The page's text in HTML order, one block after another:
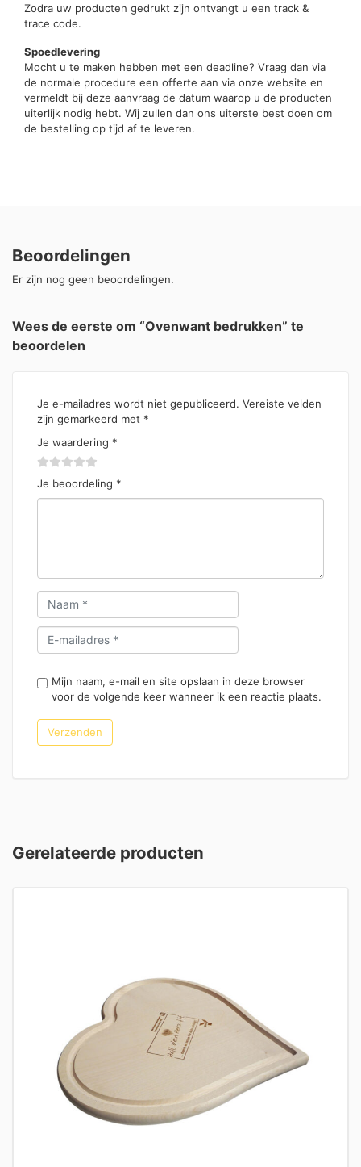
Zodra uw producten gedrukt zijn ontvangt u een track &
trace code.
Spoedlevering
Mocht u te maken hebben met een deadline? Vraag dan via
de normale procedure een offerte aan via onze website en
vermeldt bij deze aanvraag de datum waarop u de producten
uiterlijk nodig hebt. Wij zullen dan ons uiterste best doen om
de bestelling op tijd af te leveren.
Beoordelingen
Er zijn nog geen beoordelingen.
Wees de eerste om “Ovenwant bedrukken” te
beoordelen
Je e-mailadres wordt niet gepubliceerd. Vereiste velden
zijn gemarkeerd met *
Je waardering *
Je beoordeling *
Mijn naam, e-mail en site opslaan in deze browser
voor de volgende keer wanneer ik een reactie plaats.
Gerelateerde producten